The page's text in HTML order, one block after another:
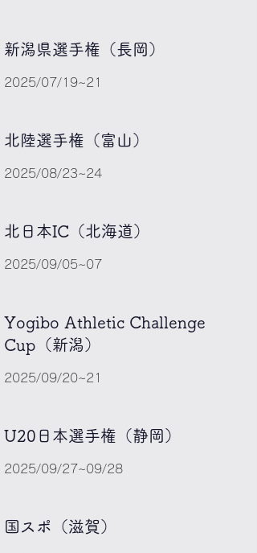
新潟県選手権（長岡）
2025/07/19~21
北陸選手権（富山）
​​2025/08/23~24
北日本IC（北海道）
2025/09/05~07
Yogibo Athletic Challenge
Cup（新潟）
2025/09/20~21
​U20日本選手権 （静岡）
2025/09/27~09/28
国スポ（滋賀）